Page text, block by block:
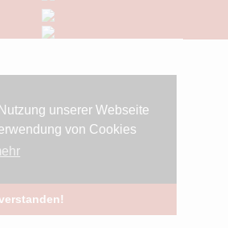
unserer Webseite
von Cookies